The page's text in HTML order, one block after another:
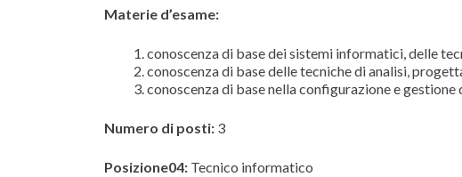
Materie d’esame:
conoscenza di base dei sistemi informatici, delle
conoscenza di base delle tecniche di analisi,
conoscenza di base nella configurazione e
Numero di posti: 3
Posizione04: Tecnico informatico